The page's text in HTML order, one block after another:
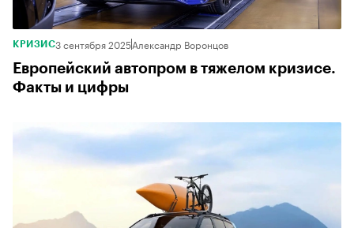
КРИЗИС3 сентября 2025Александр Воронцов
Европейский автопром в тяжелом кризисе.
Факты и цифры